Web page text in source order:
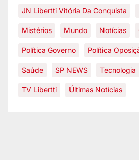
JN Libertti Vitória Da Conquista
Mistérios Mundo Notícias
Política Governo Política
Saúde SP NEWS Tecnologia
TV Libertti Últimas Notícias